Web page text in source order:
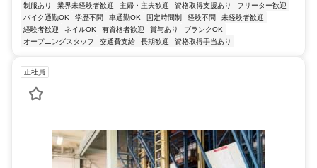
制服あり 業界未経験者歓迎 主婦・主夫歓迎 資格取得支援あり
フリーター歓迎
バイク通勤OK
学歴不問 車通勤OK 固定時間制 経験不問
未経験者歓迎
経験者歓迎
ネイルOK 有資格者歓迎 賞与あり
ブランクOK
オープニングスタッフ
交通費支給 長期歓迎 資格取得手当あり
正社員